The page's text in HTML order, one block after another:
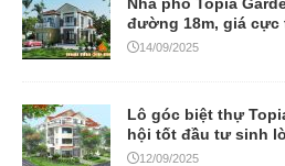
đường 18m, giá cực
14/09/2025
Lô góc biệt thự
hội tốt đầu tư sinh
12/09/2025